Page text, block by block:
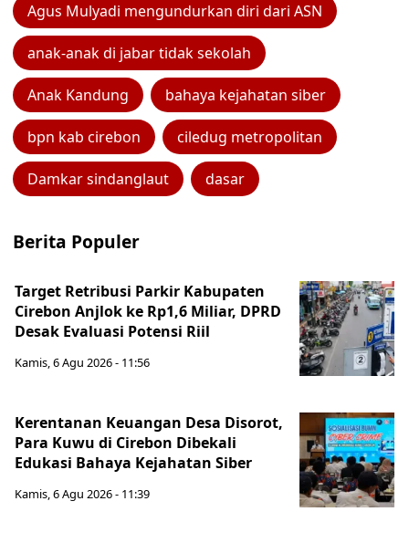
Agus Mulyadi mengundurkan diri dari ASN
anak-anak di jabar tidak sekolah
Anak Kandung bahaya kejahatan siber
bpn kab cirebon ciledug metropolitan
Damkar sindanglaut dasar
Berita Populer
Target Retribusi Parkir Kabupaten
Cirebon Anjlok ke Rp1,6 Miliar, DPRD
Desak Evaluasi Potensi Riil
Kamis, 6 Agu 2026 - 11:56
Kerentanan Keuangan Desa Disorot,
Para Kuwu di Cirebon Dibekali
Edukasi Bahaya Kejahatan Siber
Kamis, 6 Agu 2026 - 11:39